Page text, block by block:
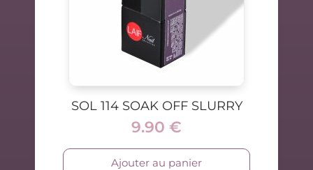
SOL 114 SOAK OFF SLURRY
9.90 €
Ajouter au panier